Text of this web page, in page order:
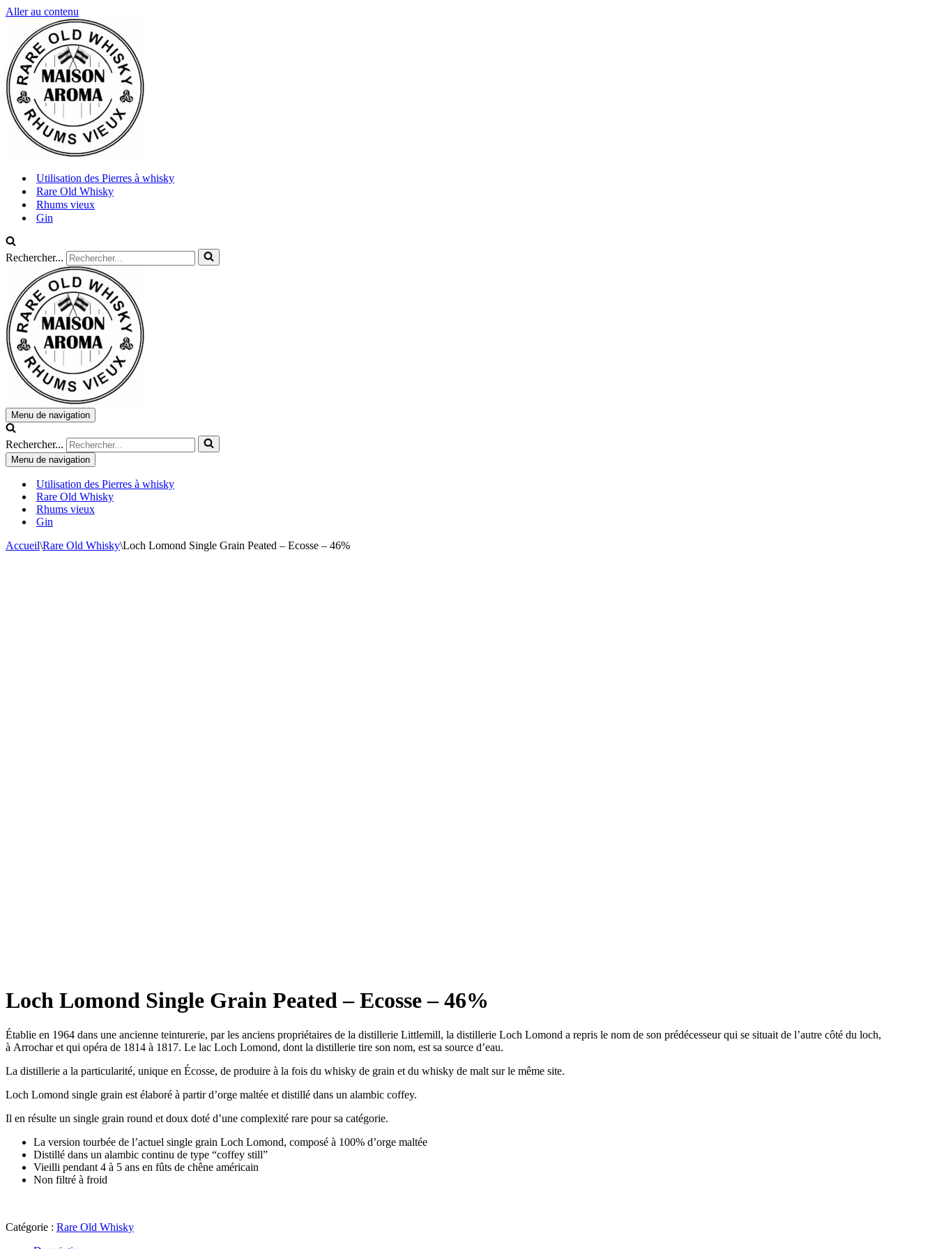
Aller au contenu
Utilisation des Pierres à whisky
Rare Old Whisky
Rhums vieux
Gin
Rechercher...
Menu de navigation
Rechercher...
Menu de navigation
Utilisation des Pierres à whisky
Rare Old Whisky
Rhums vieux
Gin
Accueil\Rare Old Whisky\Loch Lomond Single Grain Peated – Ecosse – 46%
Loch Lomond Single Grain Peated – Ecosse – 46%
Établie en 1964 dans une ancienne teinturerie, par les anciens propriétaires de la distillerie Littlemill, la distillerie Loch Lomond a repris le nom de son prédécesseur qui se situait de l’autre côté du loch,
à Arrochar et qui opéra de 1814 à 1817. Le lac Loch Lomond, dont la distillerie tire son nom, est sa source d’eau.
La distillerie a la particularité, unique en Écosse, de produire à la fois du whisky de grain et du whisky de malt sur le même site.
Loch Lomond single grain est élaboré à partir d’orge maltée et distillé dans un alambic coffey.
Il en résulte un single grain round et doux doté d’une complexité rare pour sa catégorie.
La version tourbée de l’actuel single grain Loch Lomond, composé à 100% d’orge maltée
Distillé dans un alambic continu de type “coffey still”
Vieilli pendant 4 à 5 ans en fûts de chêne américain
Non filtré à froid
Catégorie : Rare Old Whisky